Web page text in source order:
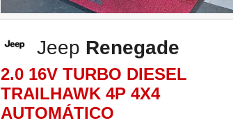
Jeep Renegade
2.0 16V TURBO DIESEL
TRAILHAWK 4P 4X4
AUTOMÁTICO